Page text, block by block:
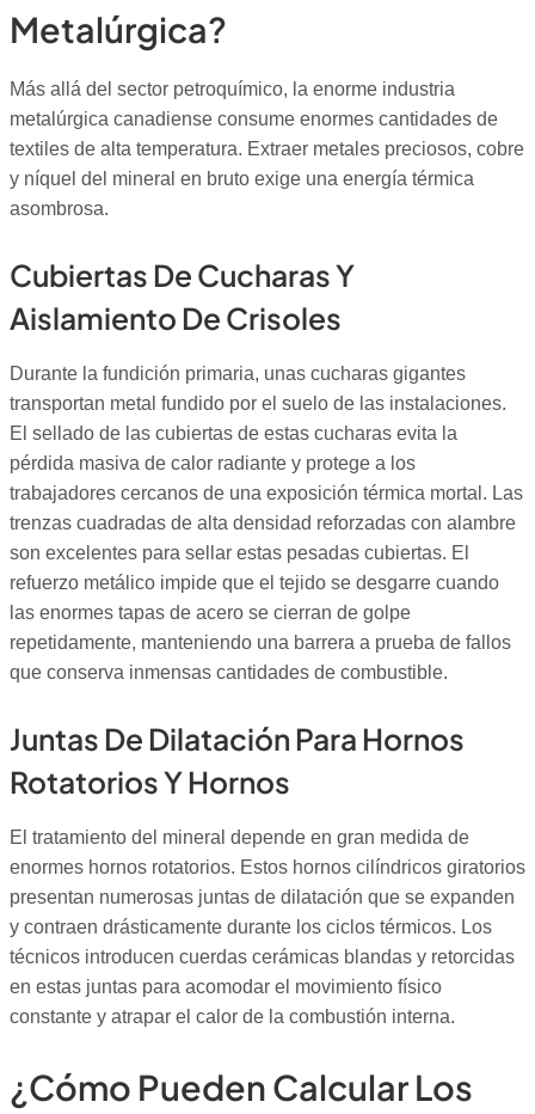
Metalúrgica?
Más allá del sector petroquímico, la enorme industria
metalúrgica canadiense consume enormes cantidades de
textiles de alta temperatura. Extraer metales preciosos, cobre
y níquel del mineral en bruto exige una energía térmica
asombrosa.
Cubiertas De Cucharas Y
Aislamiento De Crisoles
Durante la fundición primaria, unas cucharas gigantes
transportan metal fundido por el suelo de las instalaciones.
El sellado de las cubiertas de estas cucharas evita la
pérdida masiva de calor radiante y protege a los
trabajadores cercanos de una exposición térmica mortal. Las
trenzas cuadradas de alta densidad reforzadas con alambre
son excelentes para sellar estas pesadas cubiertas. El
refuerzo metálico impide que el tejido se desgarre cuando
las enormes tapas de acero se cierran de golpe
repetidamente, manteniendo una barrera a prueba de fallos
que conserva inmensas cantidades de combustible.
Juntas De Dilatación Para Hornos
Rotatorios Y Hornos
El tratamiento del mineral depende en gran medida de
enormes hornos rotatorios. Estos hornos cilíndricos giratorios
presentan numerosas juntas de dilatación que se expanden
y contraen drásticamente durante los ciclos térmicos. Los
técnicos introducen cuerdas cerámicas blandas y retorcidas
en estas juntas para acomodar el movimiento físico
constante y atrapar el calor de la combustión interna.
¿Cómo Pueden Calcular Los